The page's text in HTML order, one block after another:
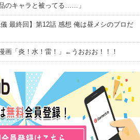
のキャラと被ってる……」
儀 最終回】第12話 感想 俺は昼メシのプロだ
画「炎！水！雷！」←うおおお！！！